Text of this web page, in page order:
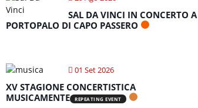
SAL DA VINCI IN CONCERTO A
PORTOPALO DI CAPO PASSERO
01 Set 2026
XV STAGIONE CONCERTISTICA
MUSICAMENTE
REPEATING EVENT